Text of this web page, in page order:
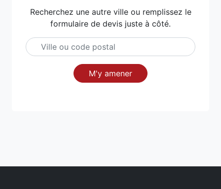
Recherchez une autre ville ou remplissez le
formulaire de devis juste à côté.
M'y amener